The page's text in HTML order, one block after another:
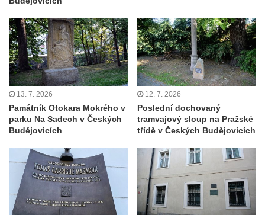
Pomník obětem 1. světové války na hřbitově
ve Velkém Šenově
Hrob Petra Záhorky na hřbitově ve Velkém
Šenově
Hrob Rudolfa Hovorky na hřbitově ve
Velkém Šenově
Hrob Ondreje Gurina na hřbitově ve Velkém
Hrob Heinricha Hoffmanna na hřbitově ve
Velkém Šenově
Hrob Heinricha Wünscheho na hřbitově ve
Velkém Šenově
13. 7. 2026
Památník Otokara Mokrého v
parku Na Sadech v Českých
Budějovicích
12. 7. 2026
Poslední dochovaný
tramvajový sloup na Pražské
třídě v Českých Budějovicích